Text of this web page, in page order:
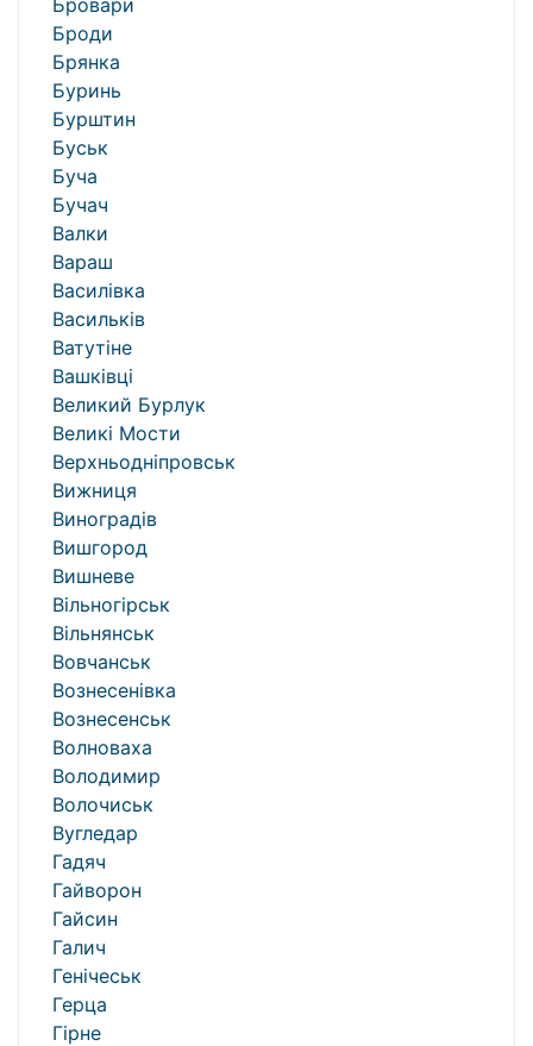
Бровари
Броди
Брянка
Буринь
Бурштин
Буськ
Буча
Бучач
Валки
Вараш
Василівка
Васильків
Ватутіне
Вашківці
Великий Бурлук
Великі Мости
Верхньодніпровськ
Вижниця
Виноградів
Вишгород
Вишневе
Вільногірськ
Вільнянськ
Вовчанськ
Вознесенівка
Вознесенськ
Волноваха
Володимир
Волочиськ
Вугледар
Гадяч
Гайворон
Гайсин
Галич
Генічеськ
Герца
Гірне